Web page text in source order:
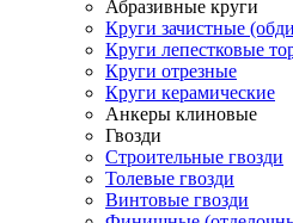
Абразивные круги
Круги зачистные
Круги лепестковые
Круги отрезные
Круги керамические
Анкеры клиновые
Гвозди
Строительные гвозди
Толевые гвозди
Винтовые гвозди